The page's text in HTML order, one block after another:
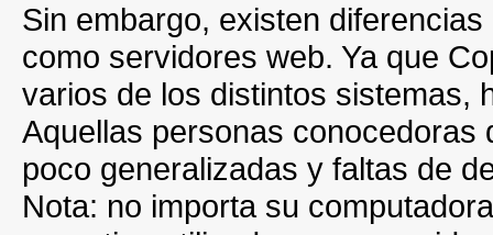
Sin embargo, existen
como servidores web. Ya que
varios de los distintos sistemas,
Aquellas personas
poco generalizadas y faltas de
Nota: no importa su